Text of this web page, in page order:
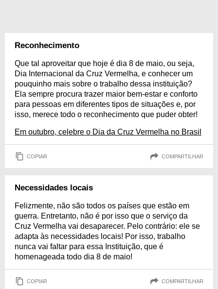
Reconhecimento
Que tal aproveitar que hoje é dia 8 de maio, ou seja,
Dia Internacional da Cruz Vermelha, e conhecer um
pouquinho mais sobre o trabalho dessa instituição?
Ela sempre procura trazer maior bem-estar e conforto
para pessoas em diferentes tipos de situações e, por
isso, merece todo o reconhecimento que puder obter!
Em outubro, celebre o Dia da Cruz Vermelha no Brasil
COPIAR COMPARTILHAR
Necessidades locais
Felizmente, não são todos os países que estão em
guerra. Entretanto, não é por isso que o serviço da
Cruz Vermelha vai desaparecer. Pelo contrário: ele se
adapta às necessidades locais! Por isso, trabalho
nunca vai faltar para essa Instituição, que é
homenageada todo dia 8 de maio!
COPIAR COMPARTILHAR